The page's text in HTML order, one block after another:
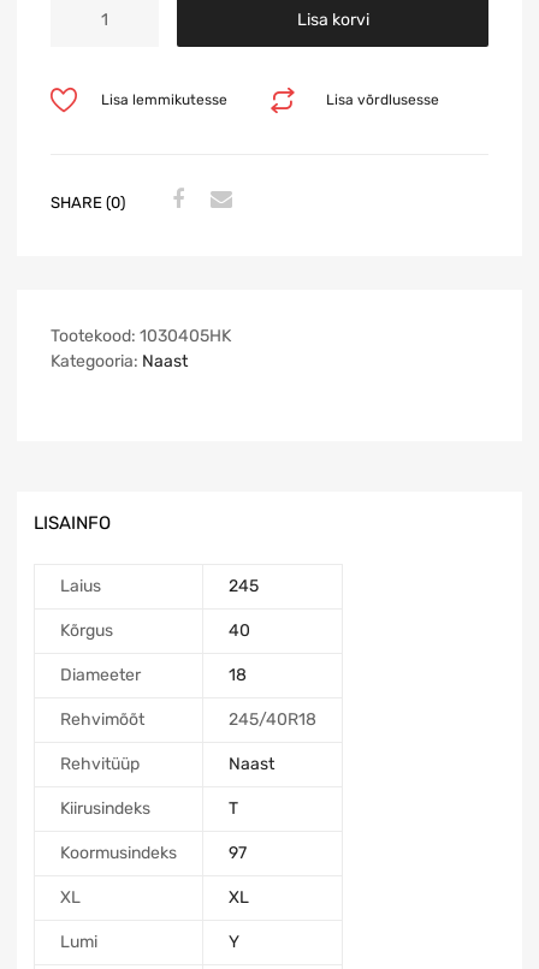
Lisa korvi
Lisa võrdlusesse
Lisa lemmikutesse
SHARE (0)
Tootekood: 1030405HK
Kategooria: Naast
LISAINFO
Laius 245
Kõrgus 40
Diameeter 18
Rehvimõõt 245/40R18
Rehvitüüp Naast
Kiirusindeks T
Koormusindeks 97
XL XL
Lumi Y